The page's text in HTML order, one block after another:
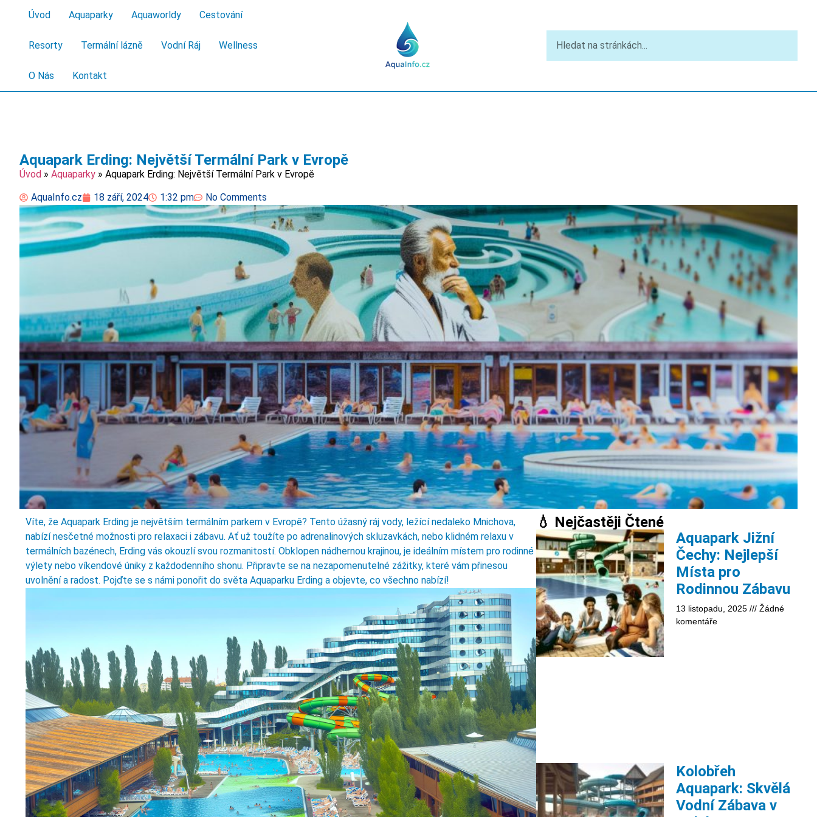
Úvod Aquaparky Aquaworldy Cestování
Resorty Termální lázně Vodní Ráj Wellness
O Nás Kontakt
Aquapark Erding: Největší Termální Park v Evropě
Úvod » Aquaparky » Aquapark Erding: Největší Termální Park v Evropě
AquaInfo.cz 18 září, 2024 1:32 pm No Comments
Víte, že Aquapark Erding je největším termálním parkem v Evropě? Tento úžasný ráj vody, ležící nedaleko Mnichova,
nabízí nesčetné možnosti pro relaxaci i zábavu. Ať už toužíte po adrenalinových skluzavkách, nebo klidném relaxu v
termálních bazénech, Erding vás okouzlí svou rozmanitostí. Obklopen nádhernou krajinou, je ideálním místem pro rodinné
výlety nebo víkendové úniky z každodenního shonu. Připravte se na nezapomenutelné zážitky, které vám přinesou
uvolnění a radost. Pojďte se s námi ponořit do světa Aquaparku Erding a objevte, co všechno nabízí!
💧 Nejčastěji Čtené
Aquapark Jižní
Čechy: Nejlepší
Místa pro
Rodinnou Zábavu
13 listopadu, 2025
Žádné
komentáře
Kolobřeh
Aquapark: Skvělá
Vodní Zábava v